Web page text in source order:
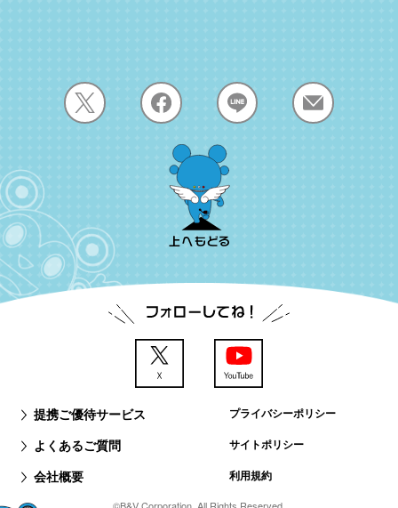
提携ご優待サービス
よくあるご質問
会社概要
プライバシーポリシー
サイトポリシー
利用規約